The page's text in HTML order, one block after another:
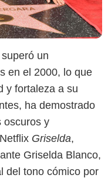
un
en el 2000, lo que
y fortaleza a su
ha demostrado
oscuros y
Griselda,
Griselda Blanco,
del tono cómico por